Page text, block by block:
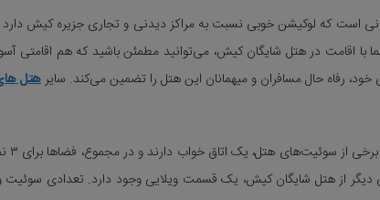
است که لوکیشن خوبی نسبت به مراکز دیدنی و تجاری جزیره کیش دارد و
با اقامت در هتل شایگان کیش، می‌توانید مطمئن باشید که هم اقامتی
رفاه حال مسافران و میهمانان این هتل را تضمین می‌کند. سایرهتل
از ۴ نفر را دارند. در بخشی دیگر از هتل شایگان کیش، یک قسمت ویلایی وجود